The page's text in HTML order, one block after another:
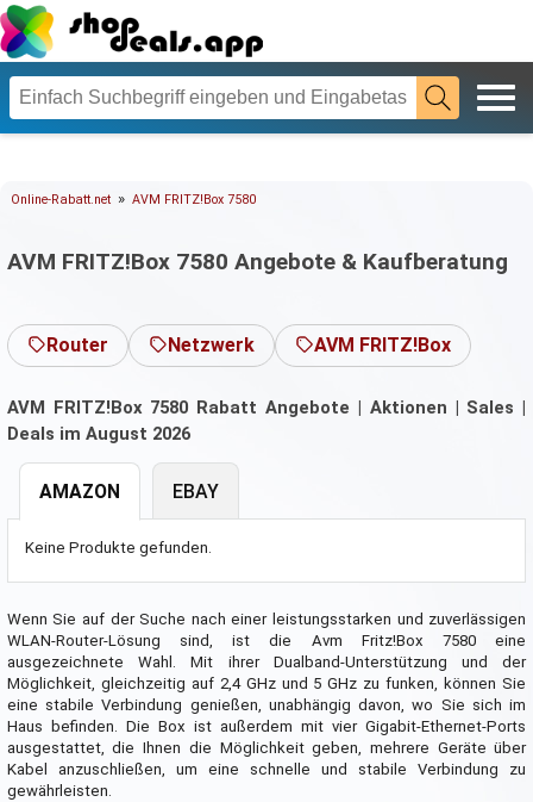
Online-Rabatt.net » AVM FRITZ!Box 7580
AVM FRITZ!Box 7580 Angebote & Kaufberatung
Router Netzwerk AVM FRITZ!Box
AVM FRITZ!Box 7580 Rabatt Angebote | Aktionen | Sales |
Deals im August 2026
AMAZON
Keine Produkte gefunden.
EBAY
Wenn Sie auf der Suche nach einer leistungsstarken und zuverlässigen
WLAN-Router-Lösung sind, ist die Avm Fritz!Box 7580 eine
ausgezeichnete Wahl. Mit ihrer Dualband-Unterstützung und der
Möglichkeit, gleichzeitig auf 2,4 GHz und 5 GHz zu funken, können Sie
eine stabile Verbindung genießen, unabhängig davon, wo Sie sich im
Haus befinden. Die Box ist außerdem mit vier Gigabit-Ethernet-Ports
ausgestattet, die Ihnen die Möglichkeit geben, mehrere Geräte über
Kabel anzuschließen, um eine schnelle und stabile Verbindung zu
gewährleisten.